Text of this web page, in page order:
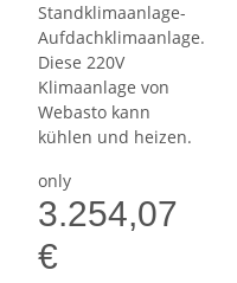
Standklimaanlage-
Aufdachklimaanlage.
Diese 220V
Klimaanlage von
Webasto kann
kühlen und heizen.
only
3.254,07
€